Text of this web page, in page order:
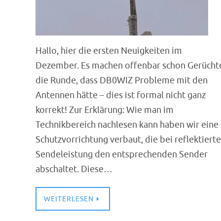
Hallo, hier die ersten Neuigkeiten im
Dezember. Es machen offenbar schon
die Runde, dass DB0WIZ Probleme mit den
Antennen hätte – dies ist formal nicht ganz
korrekt! Zur Erklärung: Wie man im
Technikbereich nachlesen kann haben wir eine
Schutzvorrichtung verbaut, die bei
Sendeleistung den entsprechenden Sender
abschaltet. Diese…
WEITERLESEN